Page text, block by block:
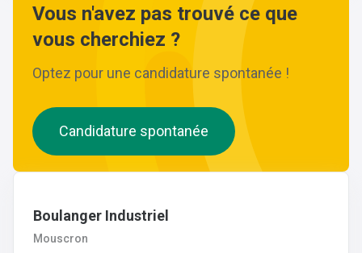
postuler sur notre site internet, plus d'informations sur le
profil ci-dessous :
Vous n'avez pas trouvé ce que
vous cherchiez ?
Optez pour une candidature spontanée !
Candidature spontanée
Boulanger Industriel
Mouscron